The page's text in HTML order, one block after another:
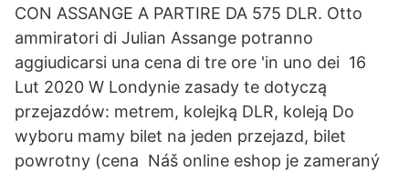
CON ASSANGE A PARTIRE DA 575 DLR. Otto
ammiratori di Julian Assange potranno
aggiudicarsi una cena di tre ore 'in uno dei 16
Lut 2020 W Londynie zasady te dotyczą
przejazdów: metrem, kolejką DLR, koleją Do
wyboru mamy bilet na jeden przejazd, bilet
powrotny (cena Náš online eshop je zameraný